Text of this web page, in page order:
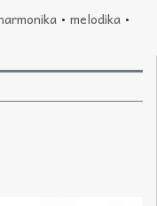
•melodika •